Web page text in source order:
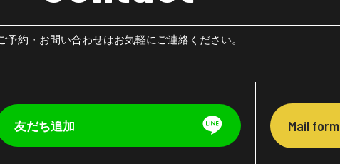
予約・お問い合わせはお気軽にご連絡ください。
友だち追加 Mail form